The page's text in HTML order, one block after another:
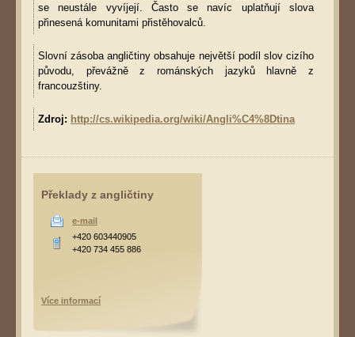
se neustále vyvíjejí. Často se navíc uplatňují slova
přinesená komunitami přistěhovalců.
Slovní zásoba angličtiny obsahuje největší podíl slov cizího
původu, převážně z románských jazyků hlavně z
francouzštiny.
Zdroj: http://cs.wikipedia.org/wiki/Angli%C4%8Dtina
Překlady z angličtiny
e-mail
+420 603440905
+420 734 455 886
Více informací